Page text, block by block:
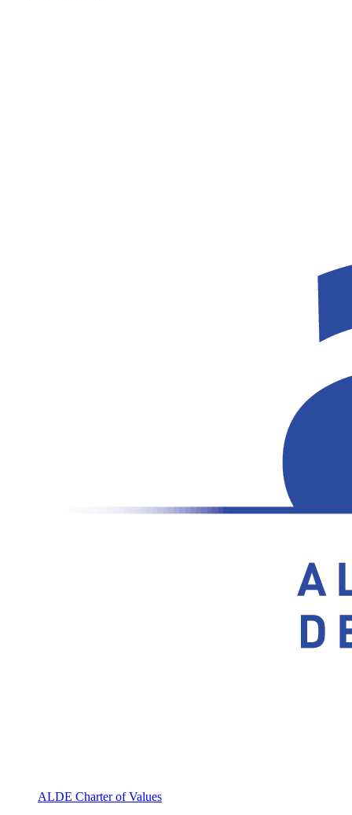
ALDE Charter of Values